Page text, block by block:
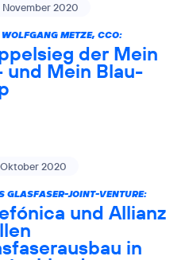
November 2020
METZE, CCO:
der Mein
und Mein Blau-
Oktober 2020
GLASFASER-JOINT-VENTURE:
und Allianz
in